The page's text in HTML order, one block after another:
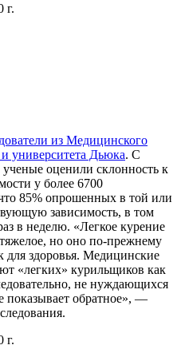
г.
из Медицинского
университета Дьюка. С
оценили склонность к
у более 6700
85% опрошенных в той или
зависимость, в том
в неделю. «Легкое курение
но оно по-прежнему
для здоровья. Медицинские
«легких» курильщиков как
не нуждающихся
показывает обратное», —
г.